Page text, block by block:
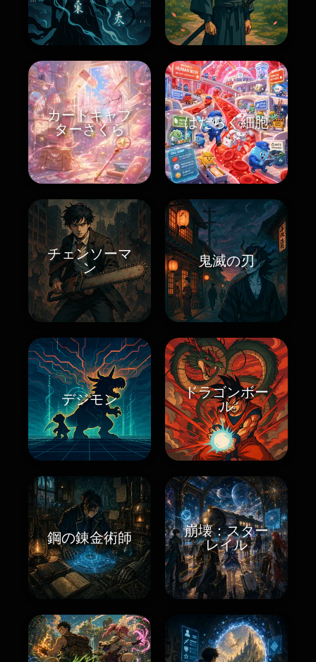
カードキャプ
ターさくら
はたらく細胞
チェンソーマ
ン
鬼滅の刃
デジモン
ドラゴンボー
ル
鋼の錬金術師
崩壊：スター
レイル